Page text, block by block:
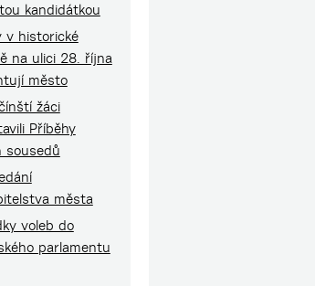
kandidátkou
v historické
na ulici 28. října
město
žáci
Příběhy
sousedů
města
voleb do
parlamentu